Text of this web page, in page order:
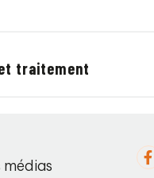
traitement
médias